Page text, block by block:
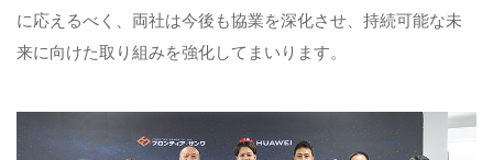
に応えるべく、両社は今後も協業を深化させ、持続可能な未
来に向けた取り組みを強化してまいります。